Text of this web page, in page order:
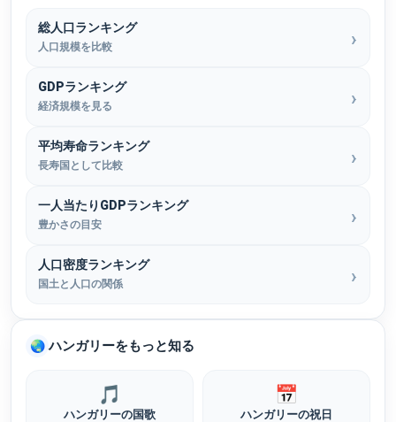
総人口ランキング
人口規模を比較
GDPランキング
経済規模を見る
平均寿命ランキング
長寿国として比較
一人当たりGDPランキング
豊かさの目安
人口密度ランキング
国土と人口の関係
🌏 ハンガリーをもっと知る
🎵
ハンガリーの国歌
📅
ハンガリーの祝日